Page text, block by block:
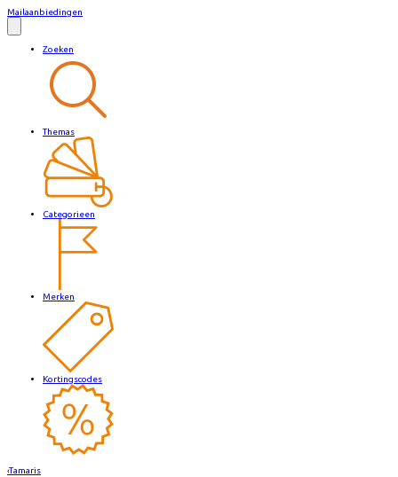
Mailaanbiedingen
Zoeken
Themas
Categorieen
Merken
Kortingscodes
‹Tamaris